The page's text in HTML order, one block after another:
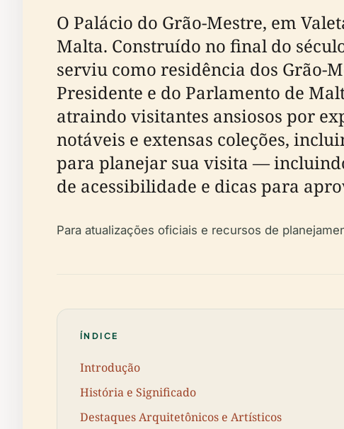
O Palácio do Grão-Mestre, em
Malta. Construído no final do
serviu como residência dos Grão-
Presidente e do Parlamento de
atraindo visitantes ansiosos por
notáveis e extensas coleções,
para planejar sua visita —
de acessibilidade e dicas para
Para atualizações oficiais e recursos de
ÍNDICE
Introdução
História e Significado
Destaques Arquitetônicos e Artísticos